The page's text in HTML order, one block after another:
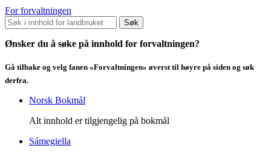
For forvaltningen
Søk
Ønsker du å søke på innhold for forvaltningen?
Gå tilbake og velg fanen «Forvaltningen» øverst til høyre på siden og søk
derfra.
Norsk Bokmål
Alt innhold er tilgjengelig på bokmål
Sámegiella